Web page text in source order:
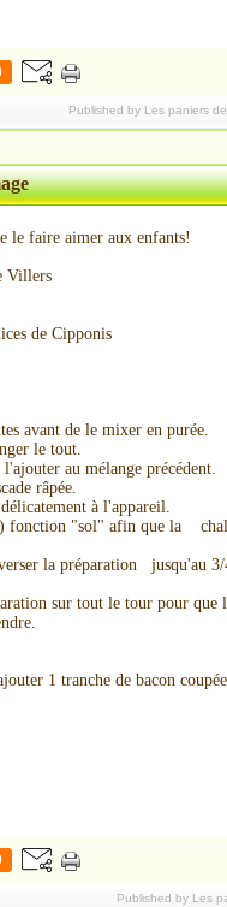
Published by Les paniers
le faire aimer aux enfants!
Villers
de Cipponis
avant de le mixer en purée.
le tout.
au mélange précédent.
râpée.
à l'appareil.
fonction "sol" afin que la
la préparation jusqu'au 3/
sur tout le tour pour
1 tranche de bacon
Published by Les